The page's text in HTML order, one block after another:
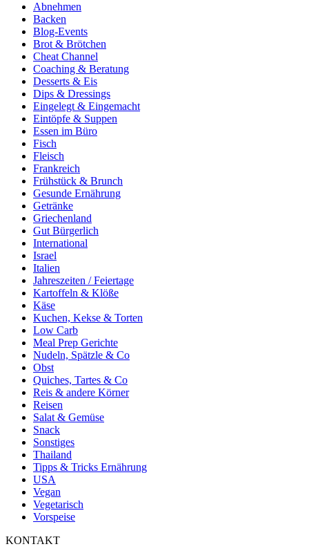
Abnehmen
Backen
Blog-Events
Brot & Brötchen
Cheat Channel
Coaching & Beratung
Desserts & Eis
Dips & Dressings
Eingelegt & Eingemacht
Eintöpfe & Suppen
Essen im Büro
Fisch
Fleisch
Frankreich
Frühstück & Brunch
Gesunde Ernährung
Getränke
Griechenland
Gut Bürgerlich
International
Israel
Italien
Jahreszeiten / Feiertage
Kartoffeln & Klöße
Käse
Kuchen, Kekse & Torten
Low Carb
Meal Prep Gerichte
Nudeln, Spätzle & Co
Obst
Quiches, Tartes & Co
Reis & andere Körner
Reisen
Salat & Gemüse
Snack
Sonstiges
Thailand
Tipps & Tricks Ernährung
USA
Vegan
Vegetarisch
Vorspeise
KONTAKT